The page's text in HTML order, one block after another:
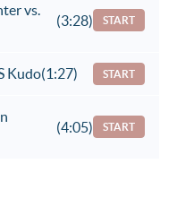
vs.
(3:28) START
Kudo(1:27) START
(4:05) START